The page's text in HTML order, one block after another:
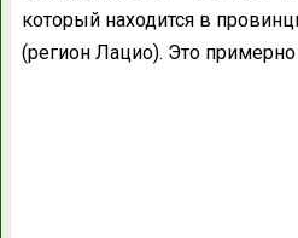
который находится в
(регион Лацио). Это